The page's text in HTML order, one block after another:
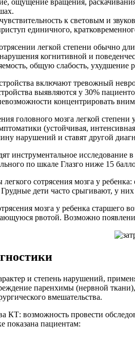
ощущение вращения,
к световым и
единичного,
легкой степени обычно
когнитивной и
общую слабость, ухудшение
включают тревожный
выявляются у 30%
концентрировать
головного мозга легкой
(устойчивая,
нарушений и ставят другой
инструментальное
по шкале Глазго ниже 15
сотрясения мозга у
Грудные дети часто срыгивают, у
мозга у ребенка
рвотой. Возможно
и степень нарушений,
паренхимы (нервной
вмешательства.
КТ: возможность провести
показана пациентам: